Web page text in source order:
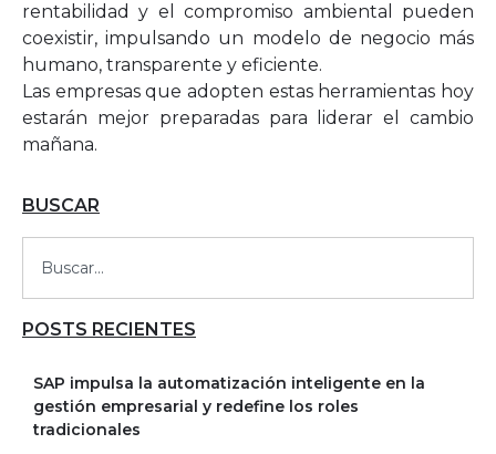
rentabilidad y el compromiso ambiental pueden
coexistir, impulsando un modelo de negocio más
humano, transparente y eficiente.
Las empresas que adopten estas herramientas hoy
estarán mejor preparadas para liderar el cambio
mañana.
BUSCAR
POSTS RECIENTES
SAP impulsa la automatización inteligente en la
gestión empresarial y redefine los roles
tradicionales